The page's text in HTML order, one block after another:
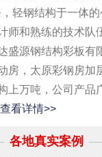
轻钢结构于一体
师和熟练的技术队
盛源钢结构彩板有
房，太原彩钢房加
上万吨，公司产品
查看详情>>
各地真实案例